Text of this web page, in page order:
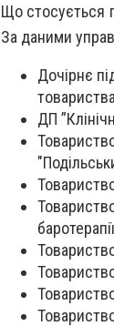
Що стосується
За даними
Дочірнє
ДП